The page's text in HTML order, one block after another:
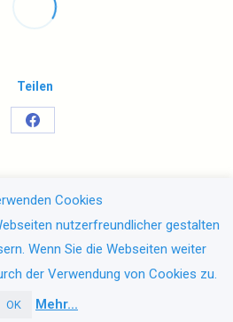
Teilen
Share
Cookies
nutzerfreundlicher gestalten
Wenn Sie die Webseiten weiter
der Verwendung von Cookies zu.
OK Mehr...